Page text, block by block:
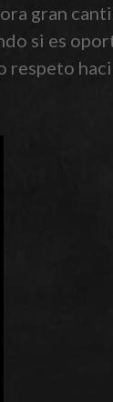
gran
si es
respeto